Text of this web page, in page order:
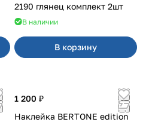
2190 глянец комплект 2шт
В наличии
В корзину
1 200 ₽
Наклейка BERTONE edition